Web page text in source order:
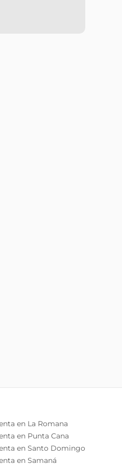
en La Romana
en Punta Cana
en Santo Domingo
en Samaná